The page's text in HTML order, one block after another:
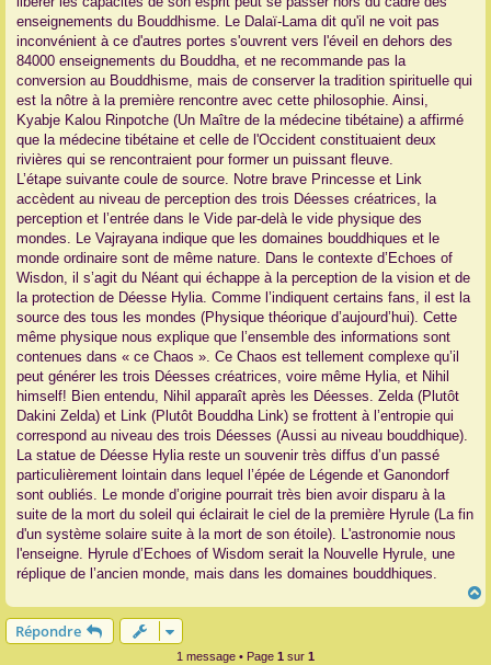
enseignements du Bouddhisme. Le Dalaï-Lama dit qu'il ne voit pas
inconvénient à ce d'autres portes s'ouvrent vers l'éveil en dehors des
84000 enseignements du Bouddha, et ne recommande pas la
conversion au Bouddhisme, mais de conserver la tradition spirituelle qui
est la nôtre à la première rencontre avec cette philosophie. Ainsi,
Kyabje Kalou Rinpotche (Un Maître de la médecine tibétaine) a affirmé
que la médecine tibétaine et celle de l'Occident constituaient deux
rivières qui se rencontraient pour former un puissant fleuve.
L’étape suivante coule de source. Notre brave Princesse et Link
accèdent au niveau de perception des trois Déesses créatrices, la
perception et l’entrée dans le Vide par-delà le vide physique des
mondes. Le Vajrayana indique que les domaines bouddhiques et le
monde ordinaire sont de même nature. Dans le contexte d’Echoes of
Wisdon, il s’agit du Néant qui échappe à la perception de la vision et de
la protection de Déesse Hylia. Comme l’indiquent certains fans, il est la
source des tous les mondes (Physique théorique d’aujourd’hui). Cette
même physique nous explique que l’ensemble des informations sont
contenues dans « ce Chaos ». Ce Chaos est tellement complexe qu’il
peut générer les trois Déesses créatrices, voire même Hylia, et Nihil
himself! Bien entendu, Nihil apparaît après les Déesses. Zelda (Plutôt
Dakini Zelda) et Link (Plutôt Bouddha Link) se frottent à l’entropie qui
correspond au niveau des trois Déesses (Aussi au niveau bouddhique).
La statue de Déesse Hylia reste un souvenir très diffus d’un passé
particulièrement lointain dans lequel l’épée de Légende et Ganondorf
sont oubliés. Le monde d’origine pourrait très bien avoir disparu à la
suite de la mort du soleil qui éclairait le ciel de la première Hyrule (La fin
d'un système solaire suite à la mort de son étoile). L'astronomie nous
l'enseigne. Hyrule d’Echoes of Wisdom serait la Nouvelle Hyrule, une
réplique de l’ancien monde, mais dans les domaines bouddhiques.
a
Répondre
1 message • Page 1 sur 1